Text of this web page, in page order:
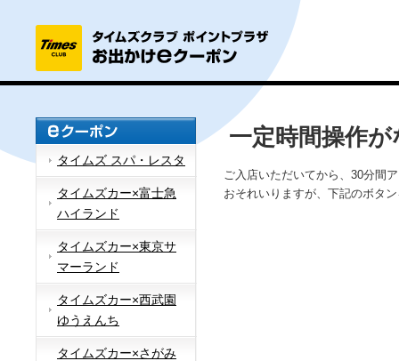
タイムズ スパ・レスタ
タイムズカー×富士急
ハイランド
タイムズカー×東京サ
マーランド
タイムズカー×西武園
ゆうえんち
タイムズカー×さがみ
一定時間操作
ご入店いただいてから、30分間
おそれいりますが、下記のボタ